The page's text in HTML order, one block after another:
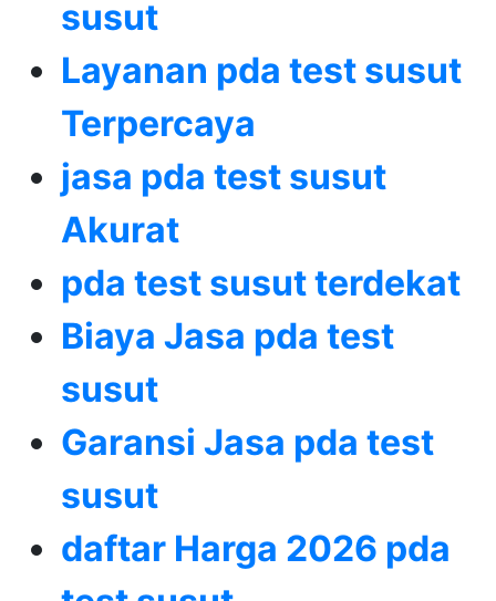
susut
Layanan pda test susut
Terpercaya
jasa pda test susut
Akurat
pda test susut terdekat
Biaya Jasa pda test
susut
Garansi Jasa pda test
susut
daftar Harga 2026 pda